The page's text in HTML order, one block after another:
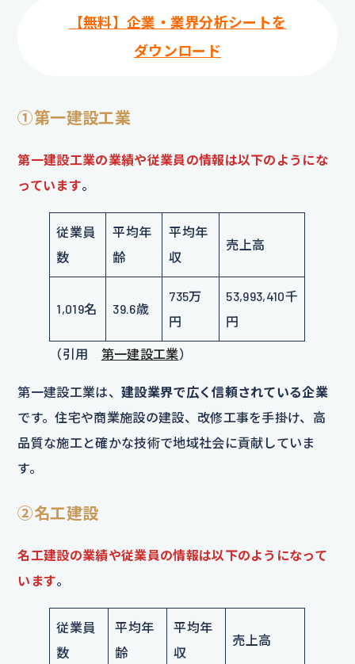
【無料】企業・業界分析シートを
ダウンロード
①第一建設工業
第一建設工業の業績や従業員の情報は以下のようにな
っています。
従業員
数
平均年
齢
平均年
収
売上高
1,019名 39.6歳
735万
円
53,993,410千
円
（引用 第一建設工業）
第一建設工業は、 建設業界で広く信頼されている企業
です。住宅や商業施設の建設、改修工事を手掛け、高
品質な施工と確かな技術で地域社会に貢献していま
す。
②名工建設
名工建設の業績や従業員の情報は以下のようになって
います。
従業員
数
平均年
齢
平均年
収
売上高